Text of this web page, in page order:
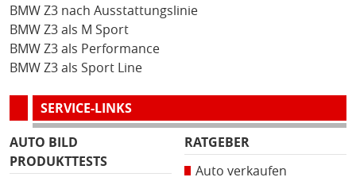
BMW Z3 nach Ausstattungslinie
BMW Z3 als M Sport
BMW Z3 als Performance
BMW Z3 als Sport Line
SERVICE-LINKS
AUTO BILD
PRODUKTTESTS
RATGEBER
Auto verkaufen